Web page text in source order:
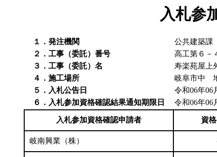
入札参
１．発注機関
公共建築課
２．工事（委託）番号
高工第６－
３．工事（委託）名
寿楽苑屋上
４．施工場所
岐阜市中
５．入札公告日
令和06年06
６．入札参加資格確認結果通知期限日
令和06年06
入札参加資格確認申請者 資
岐南興業（株）